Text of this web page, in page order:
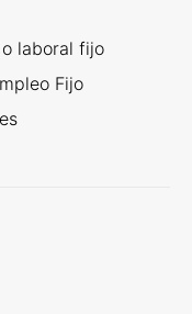
laboral fijo
Fijo